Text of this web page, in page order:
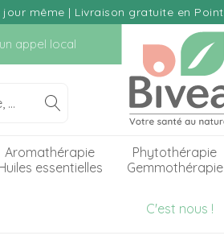
même | Livraison gratuite en
appel local
Aromathérapie
essentielles
Phytothérapie
Gemmothérapie
C'est nous !